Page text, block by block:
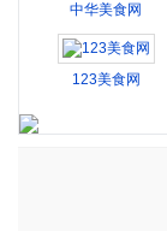
中华美食网
123美食网